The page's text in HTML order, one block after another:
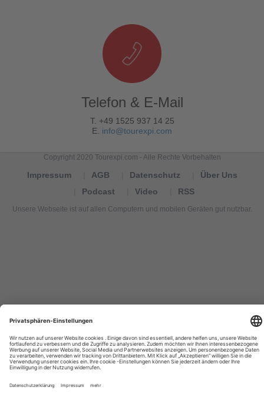
Telefon & E-Mail
T. +49 1525 937 14 25
E. info@tourexpi.com
Copyright 2020 Tourexpi.com - Alle Rechte Vorbehalten
Impressum AGB Datenschutz
Über Uns
Podcast
Video RSS
Unsere Webseite ist auf allen Computern und mobilen Geräten gut nutzbar.
de
Tourismus
Nachrichten,
новости
туризма,
tourism